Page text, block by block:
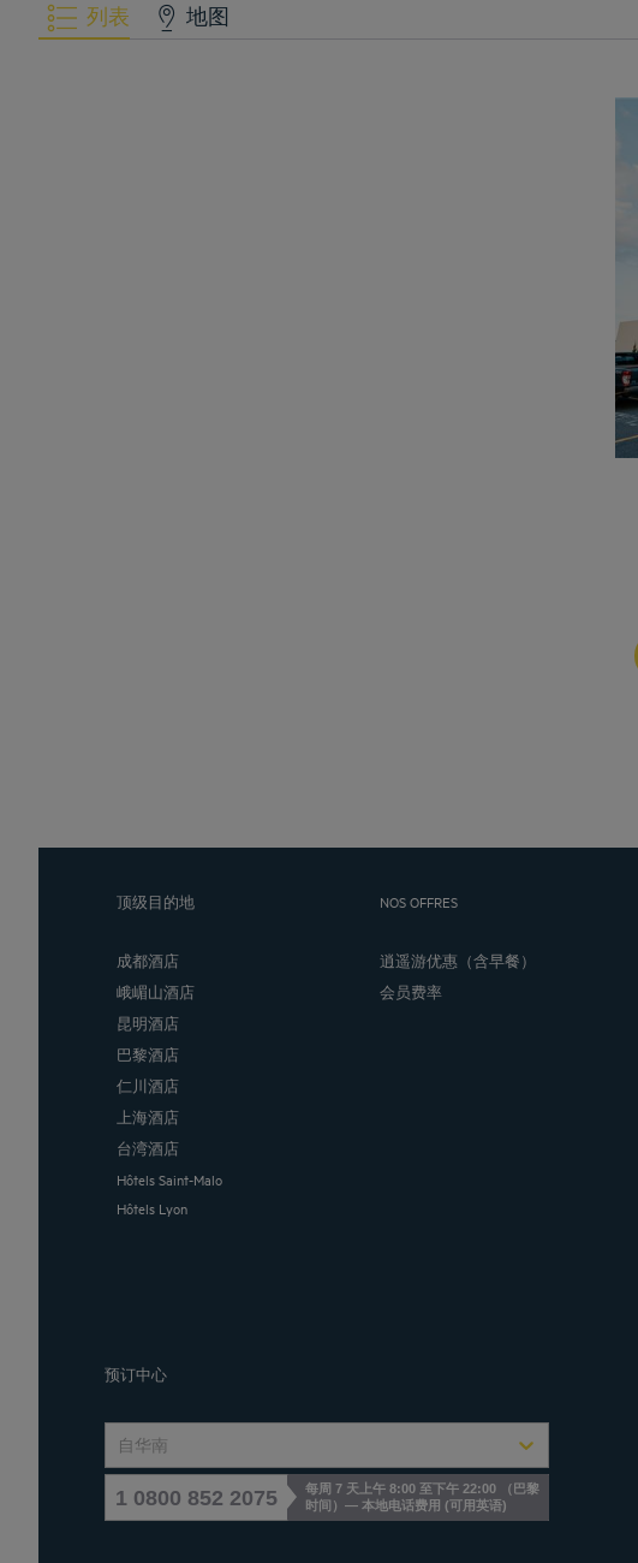
列表 地图
顶级目的地
成都酒店
峨嵋山酒店
昆明酒店
巴黎酒店
仁川酒店
上海酒店
台湾酒店
Hôtels Saint-Malo
Hôtels Lyon
NOS OFFRES
逍遥游优惠（含早餐）
会员费率
预订中心
自华南
1 0800 852 2075
每周 7 天上午 8:00 至下午 22:00 （巴黎
时间）— 本地电话费用 (可用英语)